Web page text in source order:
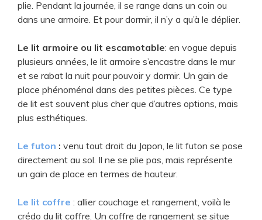
plie. Pendant la journée, il se range dans un coin ou
dans une armoire. Et pour dormir, il n’y a qu’à le déplier.
Le lit armoire ou lit escamotable: en vogue depuis
plusieurs années, le lit armoire s’encastre dans le mur
et se rabat la nuit pour pouvoir y dormir. Un gain de
place phénoménal dans des petites pièces. Ce type
de lit est souvent plus cher que d’autres options, mais
plus esthétiques.
Le futon : venu tout droit du Japon, le lit futon se pose
directement au sol. Il ne se plie pas, mais représente
un gain de place en termes de hauteur.
Le lit coffre : allier couchage et rangement, voilà le
crédo du lit coffre. Un coffre de rangement se situe